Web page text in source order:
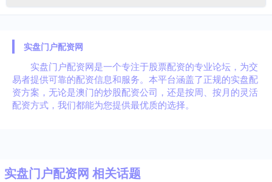
实盘门户配资网
实盘门户配资网是一个专注于股票配资的专业论坛，为交
易者提供可靠的配资信息和服务。本平台涵盖了正规的实盘配
资方案，无论是澳门的炒股配资公司，还是按周、按月的灵活
配资方式，我们都能为您提供最优质的选择。
实盘门户配资网 相关话题